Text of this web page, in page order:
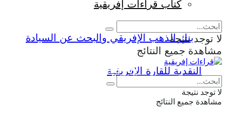
كتاب قراءات إفريقية
لا توجد نتيجة
مشاهدة جميع النتائج
Eng Fr
لا توجد نتيجة
مشاهدة جميع النتائج